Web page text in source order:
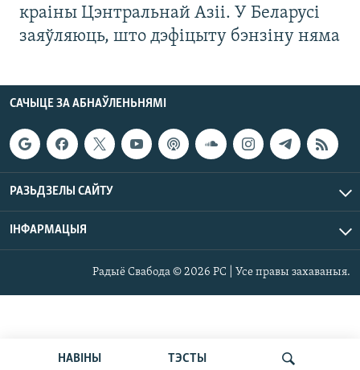
НАВІНЫ ТЭСТЫ
краіны Цэнтральнай Азіі. У Беларусі
заяўляюць, што дэфіцыту бэнзіну няма
САЧЫЦЕ ЗА АБНАЎЛЕНЬНЯМІ
РАЗЬДЗЕЛЫ САЙТУ
ІНФАРМАЦЫЯ
Радыё Свабода © 2026 РС | Усе правы захаваныя.